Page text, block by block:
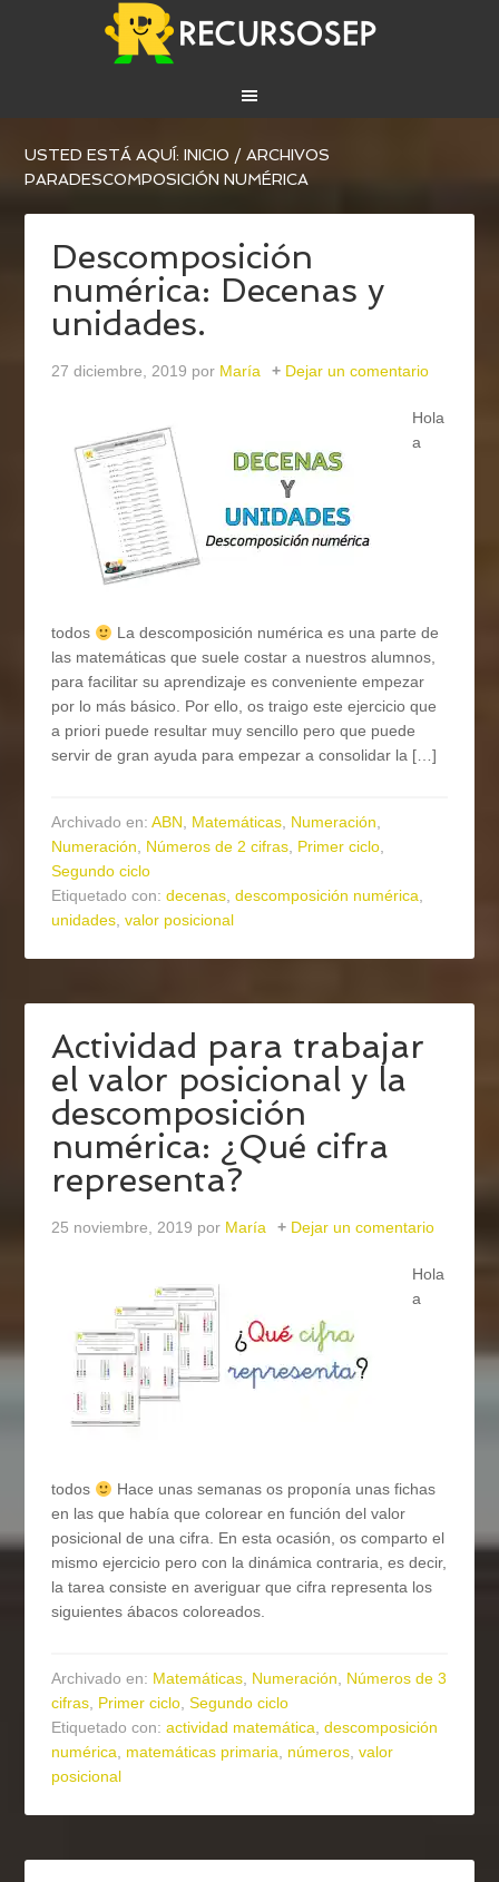
USTED ESTÁ AQUÍ:INICIO / ARCHIVOS
PARADESCOMPOSICIÓN NUMÉRICA
Descomposición
numérica: Decenas y
unidades.
27 diciembre, 2019 por María Dejar un comentario
Hola
a
todos
La descomposición numérica es una parte de
las matemáticas que suele costar a nuestros alumnos,
para facilitar su aprendizaje es conveniente empezar
por lo más básico. Por ello, os traigo este ejercicio que
a priori puede resultar muy sencillo pero que puede
servir de gran ayuda para empezar a consolidar la […]
Archivado en:ABN, Matemáticas, Numeración,
Numeración, Números de 2 cifras, Primer ciclo,
Segundo ciclo
Etiquetado con:decenas,descomposición numérica,
unidades,valor posicional
Actividad para trabajar
el valor posicional y la
descomposición
numérica: ¿Qué cifra
representa?
25 noviembre, 2019 por María Dejar un comentario
Hola
a
todos
Hace unas semanas os proponía unas fichas
en las que había que colorear en función del valor
posicional de una cifra. En esta ocasión, os comparto el
mismo ejercicio pero con la dinámica contraria, es decir,
la tarea consiste en averiguar que cifra representa los
siguientes ábacos coloreados.
Archivado en: Matemáticas, Numeración, Números de 3
cifras, Primer ciclo,Segundo ciclo
Etiquetado con:actividad matemática,descomposición
numérica, matemáticas primaria, números,valor
posicional